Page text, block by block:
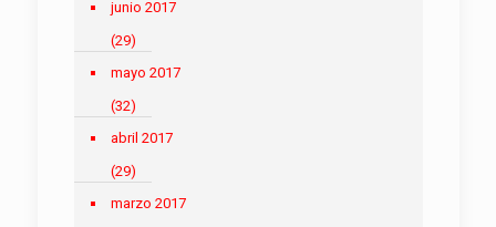
junio 2017
(29)
mayo 2017
(32)
abril 2017
(29)
marzo 2017